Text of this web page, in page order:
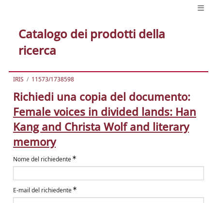
Catalogo dei prodotti della
ricerca
IRIS 11573/1738598
Richiedi una copia del documento:
Female voices in divided lands: Han
Kang and Christa Wolf and literary
memory
Nome del richiedente
E-mail del richiedente